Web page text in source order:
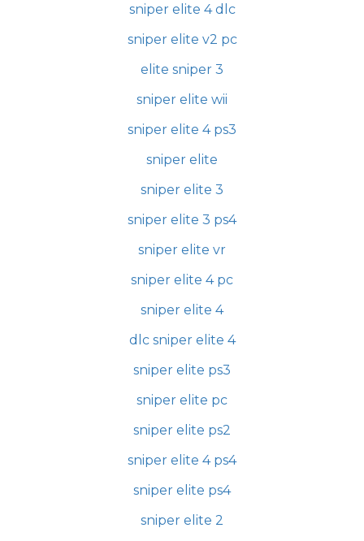
sniper elite 4 dlc
sniper elite v2 pc
elite sniper 3
sniper elite wii
sniper elite 4 ps3
sniper elite
sniper elite 3
sniper elite 3 ps4
sniper elite vr
sniper elite 4 pc
sniper elite 4
dlc sniper elite 4
sniper elite ps3
sniper elite pc
sniper elite ps2
sniper elite 4 ps4
sniper elite ps4
sniper elite 2